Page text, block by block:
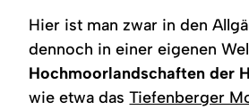
Hier ist man zwar in den
dennoch in einer eigenen
Hochmoorlandschaften der
wie etwa dasTiefenberger